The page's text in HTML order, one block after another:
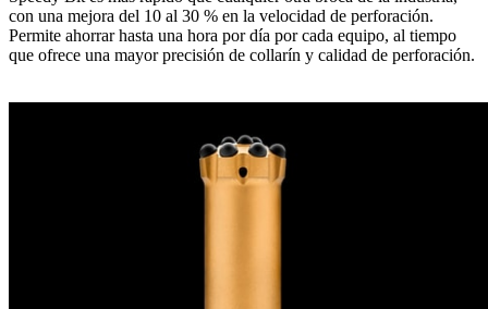
con una mejora del 10 al 30 % en la velocidad de perforación.
Permite ahorrar hasta una hora por día por cada equipo, al tiempo
que ofrece una mayor precisión de collarín y calidad de perforación.